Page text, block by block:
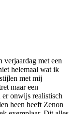
met een
helemaal wat ik
met mij
maar een
onwijs realistisch
heen heeft Zenon